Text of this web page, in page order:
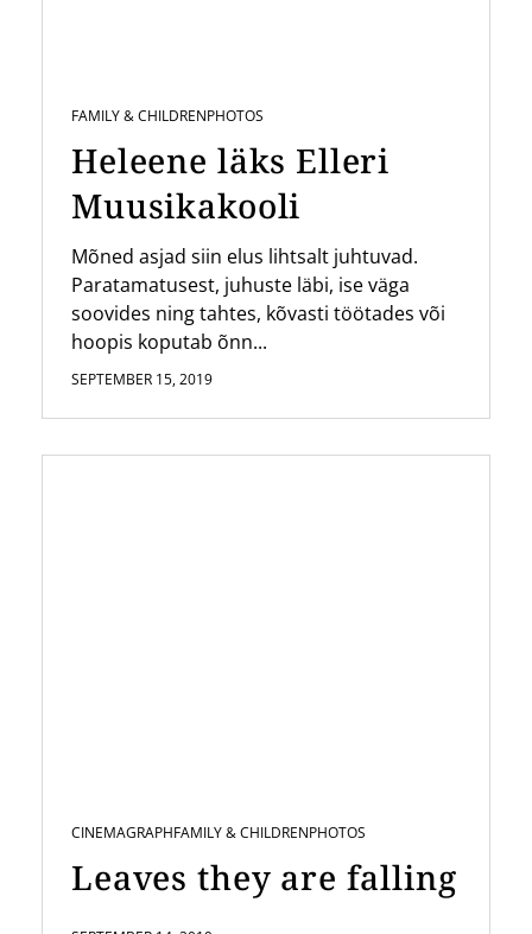
FAMILY & CHILDRENPHOTOS
Heleene läks Elleri
Muusikakooli
Mõned asjad siin elus lihtsalt juhtuvad.
Paratamatusest, juhuste läbi, ise väga
soovides ning tahtes, kõvasti töötades või
hoopis koputab õnn...
SEPTEMBER 15, 2019
CINEMAGRAPHFAMILY & CHILDRENPHOTOS
Leaves they are falling